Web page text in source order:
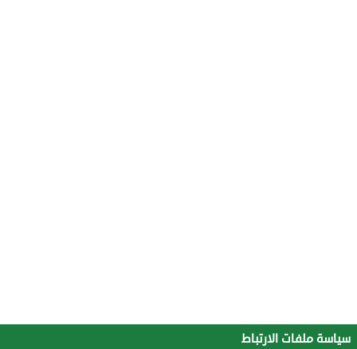
سياسة ملفات الارتباط